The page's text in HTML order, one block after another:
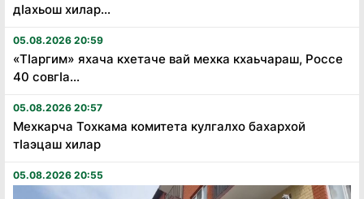
дӏахьош хилар...
05.08.2026 20:59
«Тӏаргим» яхача кхетаче вай мехка кхаьчараш, Россе
40 совгӏа...
05.08.2026 20:57
Мехкарча Тохкама комитета кулгалхо бахархой
тӏаэцаш хилар
05.08.2026 20:55